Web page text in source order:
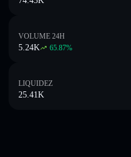
VOLUME 24H
5.24K 65.87%
LIQUIDEZ
25.41K